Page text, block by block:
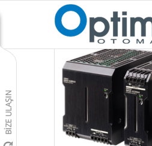
S8VK-C GÜÇ KAYNAĞI
Omron Türkiye